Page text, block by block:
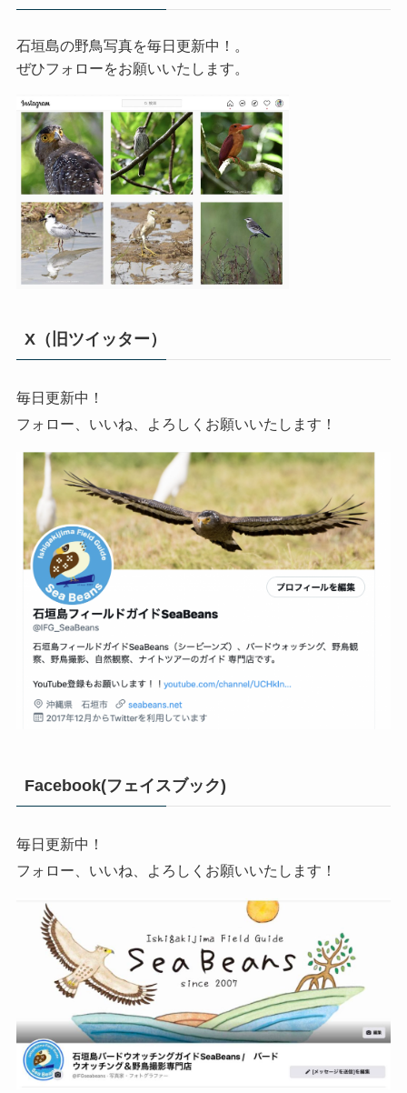
石垣島の野鳥写真を毎日更新中！。
ぜひフォローをお願いいたします。
X（旧ツイッター）
毎日更新中！
フォロー、いいね、よろしくお願いいたします！
Facebook(フェイスブック)
毎日更新中！
フォロー、いいね、よろしくお願いいたします！